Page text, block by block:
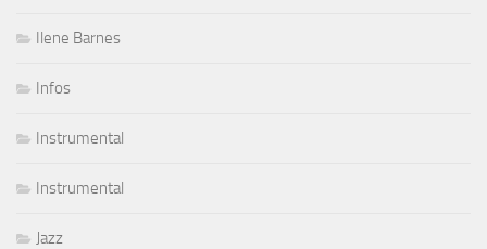
Ilene Barnes
Infos
Instrumental
Instrumental
Jazz